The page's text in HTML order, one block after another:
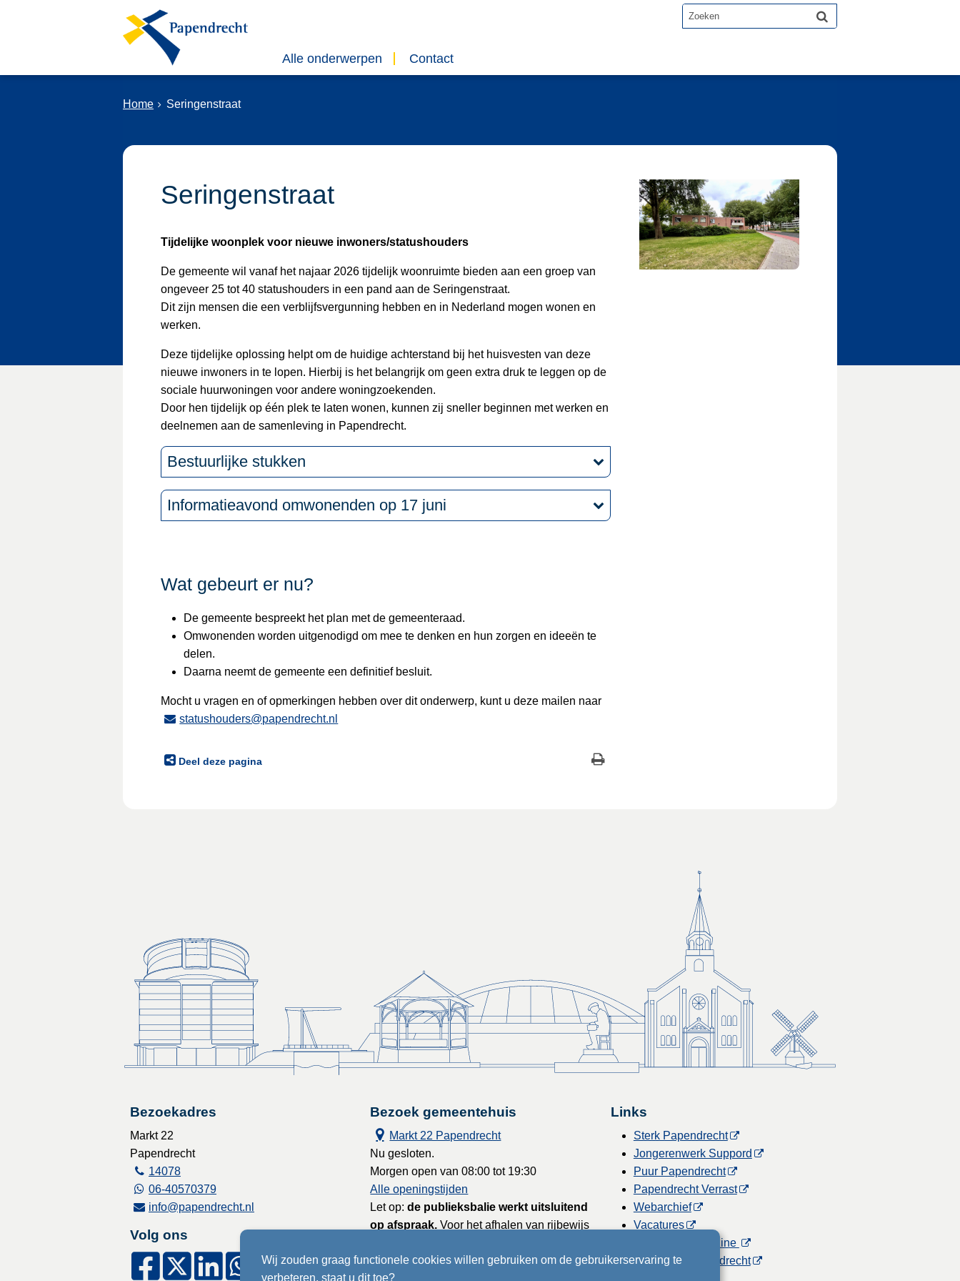
Wij zouden graag functionele cookies willen gebruiken om de gebruikerservaring te
verbeteren, staat u dit toe?
Alle onderwerpen Contact
Home Seringenstraat
Seringenstraat
Tijdelijke woonplek voor nieuwe inwoners/statushouders
De gemeente wil vanaf het najaar 2026 tijdelijk woonruimte bieden aan een groep van
ongeveer 25 tot 40 statushouders in een pand aan de Seringenstraat.
Dit zijn mensen die een verblijfsvergunning hebben en in Nederland mogen wonen en
werken.
Deze tijdelijke oplossing helpt om de huidige achterstand bij het huisvesten van deze
nieuwe inwoners in te lopen. Hierbij is het belangrijk om geen extra druk te leggen op de
sociale huurwoningen voor andere woningzoekenden.
Door hen tijdelijk op één plek te laten wonen, kunnen zij sneller beginnen met werken en
deelnemen aan de samenleving in Papendrecht.
Bestuurlijke stukken
Informatieavond omwonenden op 17 juni
Wat gebeurt er nu?
De gemeente bespreekt het plan met de gemeenteraad.
Omwonenden worden uitgenodigd om mee te denken en hun zorgen en ideeën te
delen.
Daarna neemt de gemeente een definitief besluit.
Mocht u vragen en of opmerkingen hebben over dit onderwerp, kunt u deze mailen naar
statushouders@papendrecht.nl
Deel deze pagina
Bezoekadres
Markt 22
Papendrecht
14078
06-40570379
info@papendrecht.nl
Volg ons
Bezoek gemeentehuis
Markt 22 Papendrecht
Nu gesloten.
Morgen open van 08:00 tot 19:30
Alle openingstijden
Let op:de publieksbalie werkt uitsluitend
op afspraak. Voor het afhalen van rijbewijs
zonder afspraak.
Links
Sterk Papendrecht
Jongerenwerk Suppord
Puur Papendrecht
Papendrecht Verrast
Webarchief
Vacatures
Gemeentemagazine
Licht voor Papendrecht